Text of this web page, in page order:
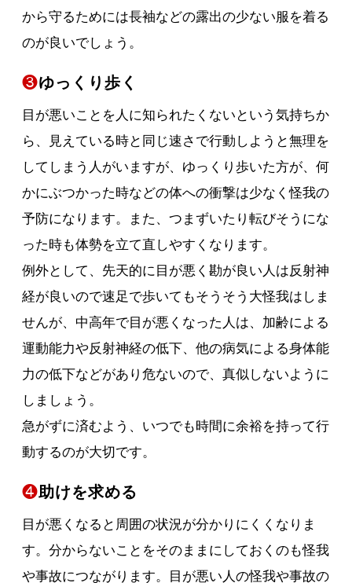
から守るためには長袖などの露出の少ない服を着る
のが良いでしょう。
❸ゆっくり歩く
目が悪いことを人に知られたくないという気持ちか
ら、見えている時と同じ速さで行動しようと無理を
してしまう人がいますが、ゆっくり歩いた方が、何
かにぶつかった時などの体への衝撃は少なく怪我の
予防になります。また、つまずいたり転びそうにな
った時も体勢を立て直しやすくなります。
例外として、先天的に目が悪く勘が良い人は反射神
経が良いので速足で歩いてもそうそう大怪我はしま
せんが、中高年で目が悪くなった人は、加齢による
運動能力や反射神経の低下、他の病気による身体能
力の低下などがあり危ないので、真似しないように
しましょう。
急がずに済むよう、いつでも時間に余裕を持って行
動するのが大切です。
❹助けを求める
目が悪くなると周囲の状況が分かりにくくなりま
す。分からないことをそのままにしておくのも怪我
や事故につながります。目が悪い人の怪我や事故の